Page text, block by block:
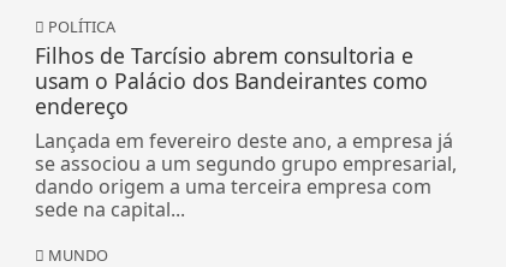
POLÍTICA
Filhos de Tarcísio abrem consultoria e
usam o Palácio dos Bandeirantes como
endereço
Lançada em fevereiro deste ano, a empresa já
se associou a um segundo grupo empresarial,
dando origem a uma terceira empresa com
sede na capital...
MUNDO